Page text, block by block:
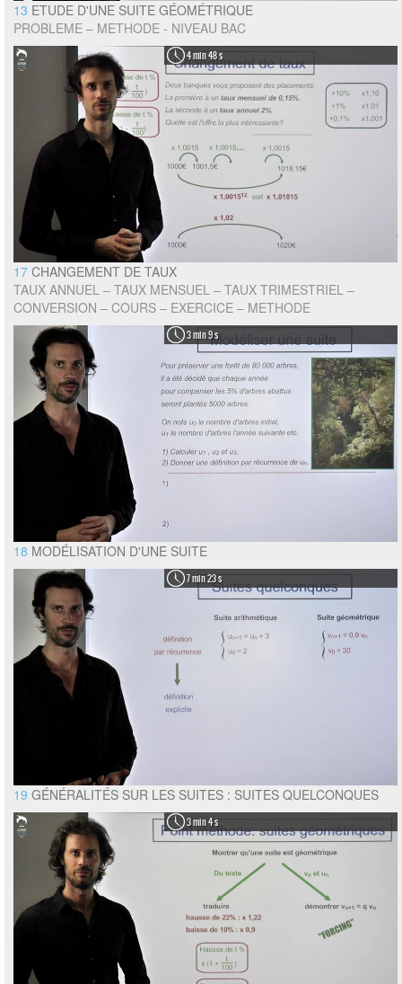
13 ETUDE D'UNE SUITE GÉOMÉTRIQUE
PROBLEME – METHODE - NIVEAU BAC
4 min 48 s
17 CHANGEMENT DE TAUX
TAUX ANNUEL – TAUX MENSUEL – TAUX TRIMESTRIEL –
CONVERSION – COURS – EXERCICE – METHODE
3 min 9 s
18 MODÉLISATION D'UNE SUITE
7 min 23 s
19 GÉNÉRALITÉS SUR LES SUITES : SUITES QUELCONQUES
3 min 4 s